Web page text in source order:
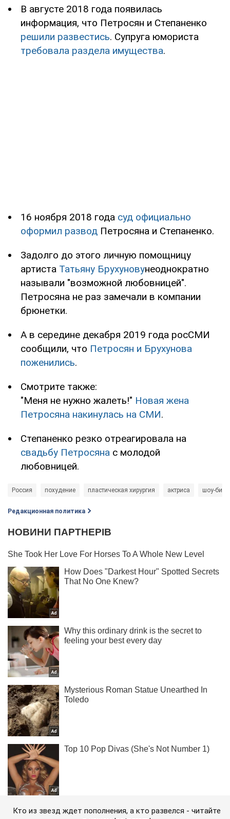
В августе 2018 года появилась
информация, что Петросян и Степаненко
решили развестись. Супруга юмориста
требовала раздела имущества.
16 ноября 2018 года суд официально
оформил развод Петросяна и Степаненко.
Задолго до этого личную помощницу
артиста Татьяну Брухуновунеоднократно
называли "возможной любовницей".
Петросяна не раз замечали в компании
брюнетки.
А в середине декабря 2019 года росСМИ
сообщили, что Петросян и Брухунова
поженились.
Смотрите также:
"Меня не нужно жалеть!" Новая жена
Петросяна накинулась на СМИ.
Степаненко резко отреагировала на
свадьбу Петросяна с молодой
любовницей.
Россия похудение пластическая хирургия актриса шоу-
Редакционная политика
Кто из звезд ждет пополнения, а кто развелся - читайте